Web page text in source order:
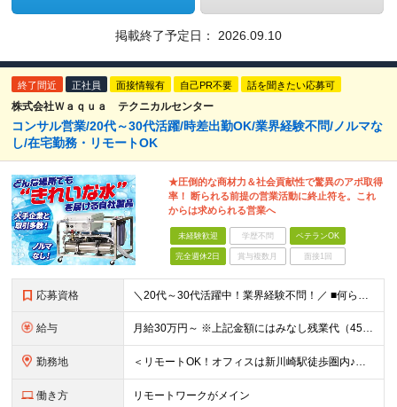
掲載終了予定日： 2026.09.10
終了間近 正社員 面接情報有 自己PR不要 話を聞きたい応募可
株式会社Ｗａｑｕａ テクニカルセンター
コンサル営業/20代～30代活躍/時差出勤OK/業界経験不問/ノルマな
し/在宅勤務・リモートOK
★圧倒的な商材力＆社会貢献性で驚異のアポ取得
率！ 断られる前提の営業活動に終止符を。これ
からは求められる営業へ
未経験歓迎 学歴不問 ベテランOK
完全週休2日 賞与複数月 面接1回
応募資格 ＼20代～30代活躍中！業界経験不問！／ ■何らかの営業経験者（業種・商材は不問） ■高卒以上 ～このような方にオススメです～ □本当に求められる営業がしたい方 □数に追われる営業から働き方をチェン
給与 月給30万円～ ※上記金額にはみなし残業代（45時間分）を含みます。 ※超過分別途支給します。 ※試用期間3ヵ月あり。期間中の給与・待遇の差異はありません
勤務地 ＜リモートOK！オフィスは新川崎駅徒歩圏内♪＞ ◆テクニカルセンター 神奈川県川崎市幸区新川崎7番7号 AIRBIC A24 (変更の範囲)上記を除く当社関連勤務地
働き方 リモートワークがメイン